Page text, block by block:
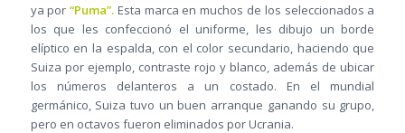
ya por “Puma”. Esta marca en muchos de los seleccionados a
los que les confeccionó el uniforme, les dibujo un borde
elíptico en la espalda, con el color secundario, haciendo que
Suiza por ejemplo, contraste rojo y blanco, además de ubicar
los números delanteros a un costado. En el mundial
germánico, Suiza tuvo un buen arranque ganando su grupo,
pero en octavos fueron eliminados por Ucrania.